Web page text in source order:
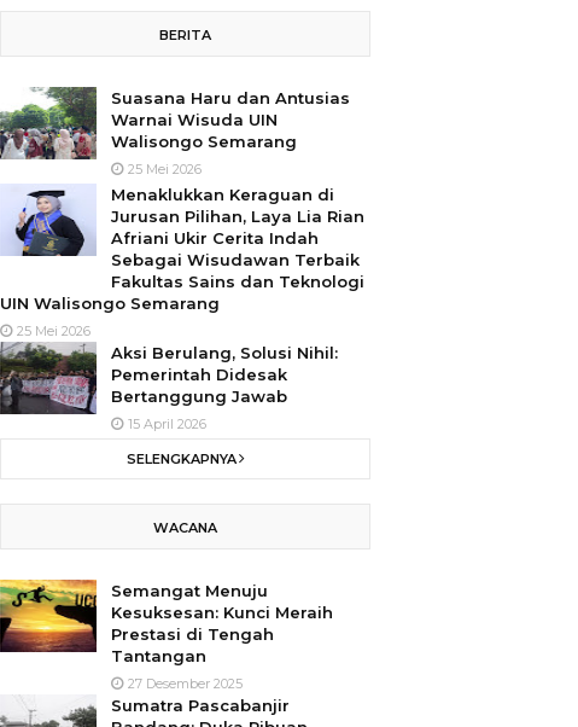
BERITA
Suasana Haru dan Antusias
Warnai Wisuda UIN
Walisongo Semarang
25 Mei 2026
Menaklukkan Keraguan di
Jurusan Pilihan, Laya Lia Rian
Afriani Ukir Cerita Indah
Sebagai Wisudawan Terbaik
Fakultas Sains dan Teknologi
UIN Walisongo Semarang
25 Mei 2026
Aksi Berulang, Solusi Nihil:
Pemerintah Didesak
Bertanggung Jawab
15 April 2026
SELENGKAPNYA
WACANA
Semangat Menuju
Kesuksesan: Kunci Meraih
Prestasi di Tengah
Tantangan
27 Desember 2025
Sumatra Pascabanjir